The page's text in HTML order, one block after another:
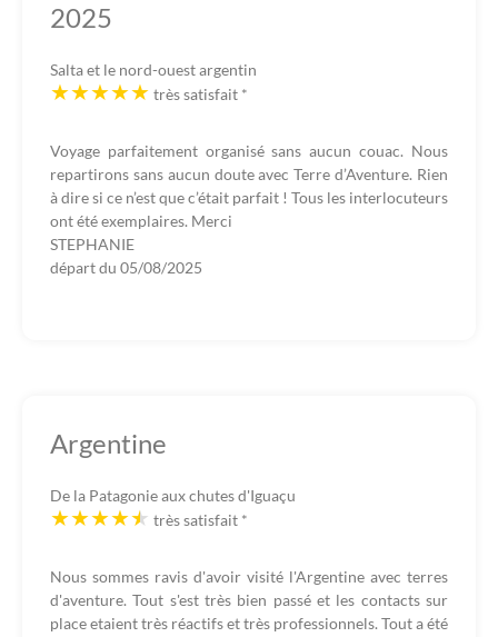
2025
Salta et le nord-ouest argentin
très satisfait *
Voyage parfaitement organisé sans aucun couac. Nous
repartirons sans aucun doute avec Terre d’Aventure. Rien
à dire si ce n’est que c’était parfait ! Tous les interlocuteurs
ont été exemplaires. Merci
STEPHANIE
départ du 05/08/2025
Argentine
De la Patagonie aux chutes d'Iguaçu
très satisfait *
Nous sommes ravis d'avoir visité l'Argentine avec terres
d'aventure. Tout s'est très bien passé et les contacts sur
place etaient très réactifs et très professionnels. Tout a été